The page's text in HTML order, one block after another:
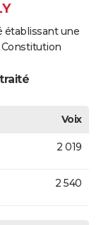
établissant une
Voix
2 019
2 540